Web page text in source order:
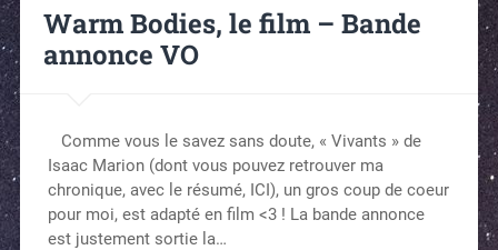
Warm Bodies, le film – Bande
annonce VO
Comme vous le savez sans doute, « Vivants » de
Isaac Marion (dont vous pouvez retrouver ma
chronique, avec le résumé, ICI), un gros coup de coeur
pour moi, est adapté en film <3 ! La bande annonce
est justement sortie la…